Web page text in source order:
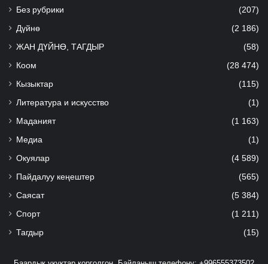
Без рубрики (207)
Дүйнө (2 186)
ЖАН ДҮЙНӨ, ТАГДЫР (58)
Коом (28 474)
Кызыктар (115)
Литература и искусство (1)
Маданият (1 163)
Медиа (1)
Окуялар (4 589)
Пайдалуу кеңештер (565)
Саясат (5 384)
Спорт (1 211)
Тагдыр (15)